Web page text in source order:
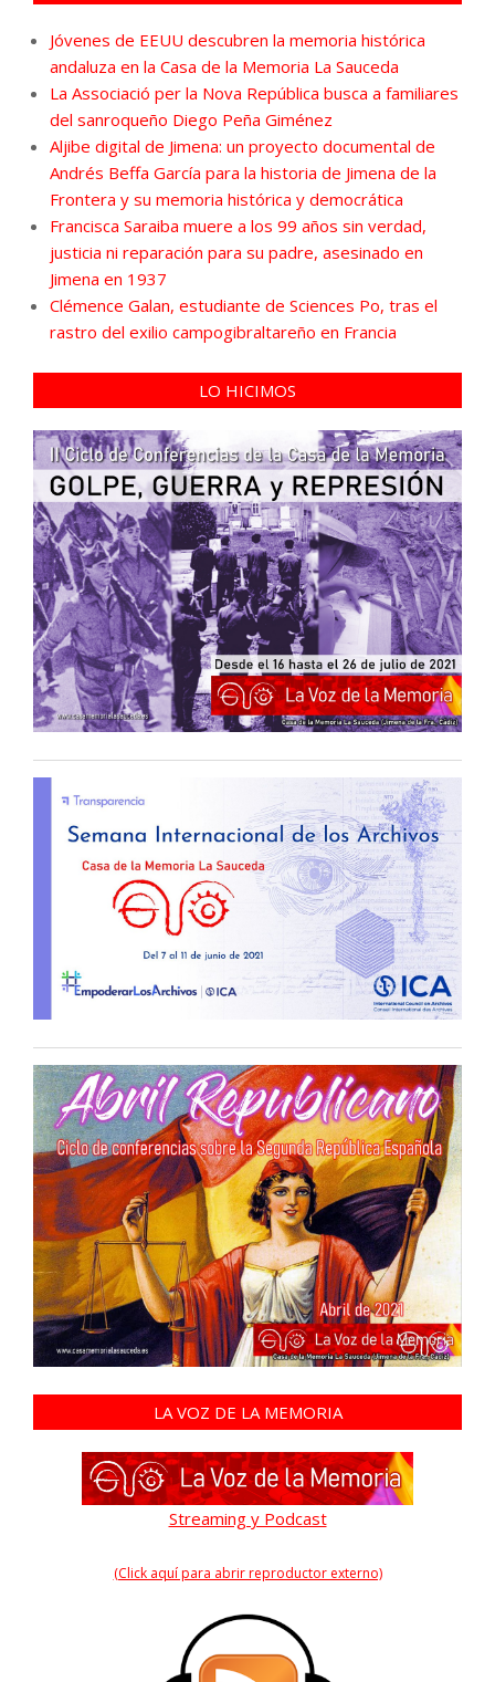
Jóvenes de EEUU descubren la memoria histórica
andaluza en la Casa de la Memoria La Sauceda
La Associació per la Nova República busca a familiares
del sanroqueño Diego Peña Giménez
Aljibe digital de Jimena: un proyecto documental de
Andrés Beffa García para la historia de Jimena de la
Frontera y su memoria histórica y democrática
Francisca Saraiba muere a los 99 años sin verdad,
justicia ni reparación para su padre, asesinado en
Jimena en 1937
Clémence Galan, estudiante de Sciences Po, tras el
rastro del exilio campogibraltareño en Francia
LO HICIMOS
LA VOZ DE LA MEMORIA
Streaming y Podcast
(Click aquí para abrir reproductor externo)